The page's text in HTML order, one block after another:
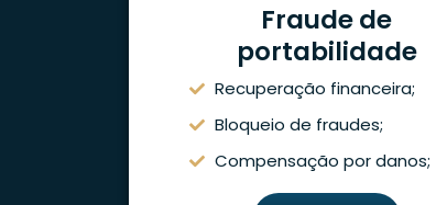
Fraude de
portabilidade
Recuperação financeira;
Bloqueio de fraudes;
Compensação por danos;